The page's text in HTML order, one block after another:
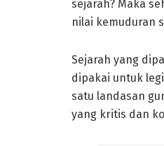
sejarah? Maka
nilai kemuduran
Sejarah yang
dipakai untuk
satu landasan
yang kritis dan